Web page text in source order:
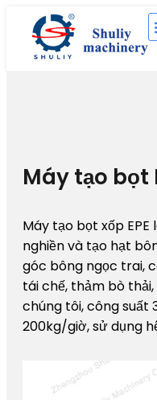
Máy tạo bọt
Máy tạo bọt xốp
nghiền và tạo hạt
góc bông ngọc trai,
tái chế, thảm bò thải,
chúng tôi, công suất
200kg/giờ, sử dụng